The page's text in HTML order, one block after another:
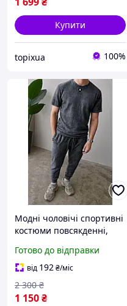
Купити
topixua 100%
Модні чоловічі спортивні
костюми повсякденні,
комплект футболка штани
в рубчик
Готово до відправки
від 192₴/міс
1 150₴
2 300 ₴